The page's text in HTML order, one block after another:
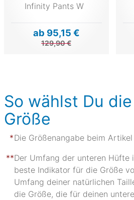
Infinity Pants W
ab 95,15 €
129,90 €
So wählst Du
Größe
Die Größenangabe beim
Der Umfang der unteren Hüfte
beste Indikator für die Größe
Umfang deiner natürlichen
die Größe, die für deinen